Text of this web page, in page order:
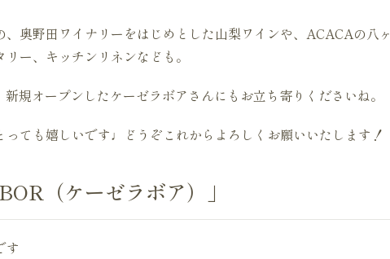
奥野田ワイナリーをはじめとした山梨ワインや、ACACAの八ヶ
ー、キッチンリネンなども。
規オープンしたケーゼラボアさんにもお立ち寄りくださいね。
ても嬉しいです♩どうぞこれからよろしくお願いいたします！
（ケーゼラボア）」
す